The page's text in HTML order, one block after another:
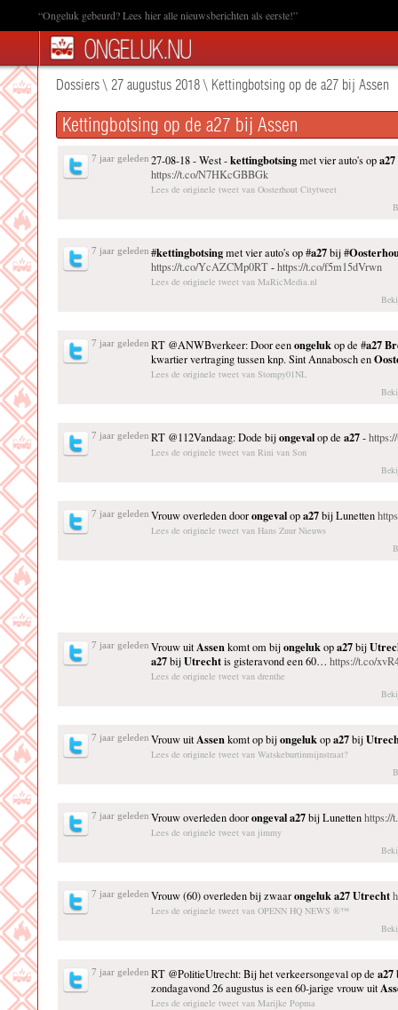
“Ongeluk gebeurd? Lees hier alle nieuwsberichten als eerste!”
Dossiers\ 27 augustus 2018\ Kettingbotsing op de a27 bij Assen
Kettingbotsing op de a27 bij Assen
7 jaar geleden 27-08-18 - West -kettingbotsingmet vier auto's opa27
https://t.co/N7HKcGBBGk
Lees de originele tweet van Oosterhout Citytweet
7 jaar geleden #kettingbotsingmet vier auto's op #a27bij #
https://t.co/YcAZCMp0RT-https://t.co/f5m15dVrwn
Lees de originele tweet van MaRicMedia.nl
7 jaar geleden RT @ANWBverkeer: Door eenongelukop de #a27
kwartier vertraging tussen knp. Sint Annabosch en
Lees de originele tweet van Stompy01NL
7 jaar geleden RT @112Vandaag: Dode bijongevalop de a27-
Lees de originele tweet van Rini van Son
7 jaar geleden Vrouw overleden doorongevalopa27bij Lunetten
Lees de originele tweet van Hans Zuur Nieuws
7 jaar geleden Vrouw uitAssenkomt om bijongelukopa27bij
a27bijUtrechtis gisteravond een 60… https://t.co/
Lees de originele tweet van drenthe
7 jaar geleden Vrouw uitAssenkomt op bijongelukopa27bij
Lees de originele tweet van Watskeburtinmijnstraat?
7 jaar geleden Vrouw overleden doorongevala27bij Lunettenhttps://
Lees de originele tweet van jimmy
7 jaar geleden Vrouw (60) overleden bij zwaarongeluka27Utrecht
Lees de originele tweet van OPENN HQ NEWS ®™
7 jaar geleden RT @PolitieUtrecht: Bij het verkeersongeval op de a27
zondagavond 26 augustus is een 60-jarige vrouw uit
Lees de originele tweet van Marijke Popma